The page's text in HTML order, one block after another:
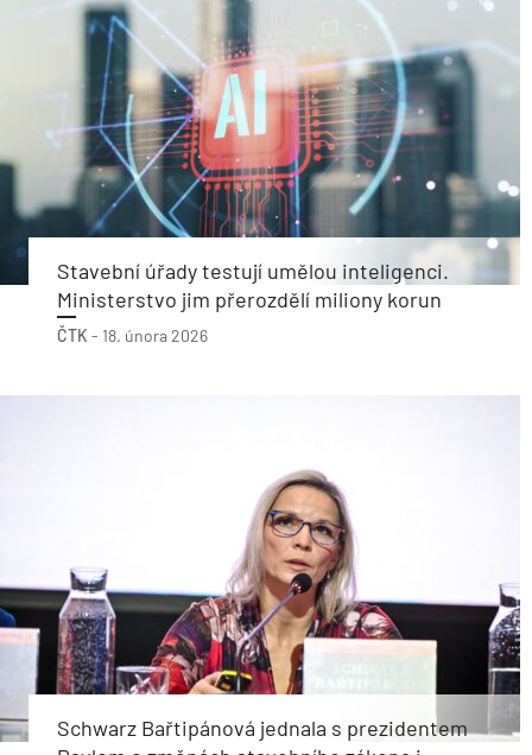
Stavební úřady testují umělou inteligenci.
Ministerstvo jim přerozdělí miliony korun
ČTK - 18. února 2026
Schwarz Bařtipánová jednala s prezidentem